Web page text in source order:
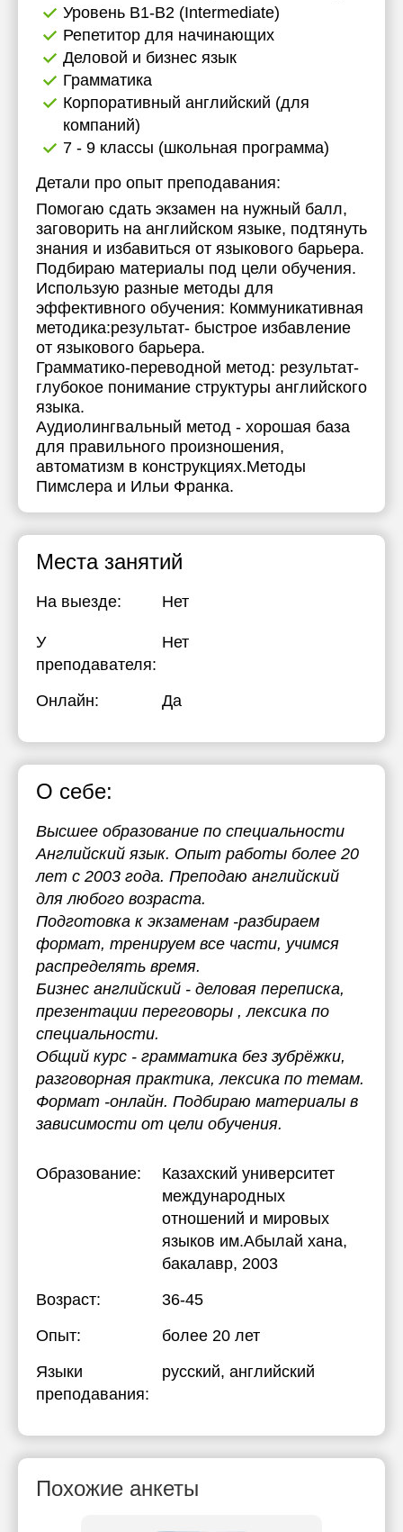
Уровень B1-B2 (Intermediate)
Репетитор для начинающих
Деловой и бизнес язык
Грамматика
Корпоративный английский (для
компаний)
7 - 9 классы (школьная программа)
Детали про опыт преподавания:
Помогаю сдать экзамен на нужный балл,
заговорить на английском языке, подтянуть
знания и избавиться от языкового барьера.
Подбираю материалы под цели обучения.
Использую разные методы для
эффективного обучения: Коммуникативная
методика:результат- быстрое избавление
от языкового барьера.
Грамматико-переводной метод: результат-
глубокое понимание структуры английского
языка.
Аудиолингвальный метод - хорошая база
для правильного произношения,
автоматизм в конструкциях.Методы
Пимслера и Ильи Франка.
Места занятий
На выезде: Нет
У
преподавателя:
Нет
Онлайн: Да
О себе:
Высшее образование по специальности
Английский язык. Опыт работы более 20
лет с 2003 года. Преподаю английский
для любого возраста.
Подготовка к экзаменам -разбираем
формат, тренируем все части, учимся
распределять время.
Бизнес английский - деловая переписка,
презентации переговоры , лексика по
специальности.
Общий курс - грамматика без зубрёжки,
разговорная практика, лексика по темам.
Формат -онлайн. Подбираю материалы в
зависимости от цели обучения.
Образование:
Казахский университет
международных
отношений и мировых
языков им.Абылай хана,
бакалавр, 2003
Возраст:
36-45
Опыт:
более 20 лет
Языки
преподавания:
русский, английский
Похожие анкеты